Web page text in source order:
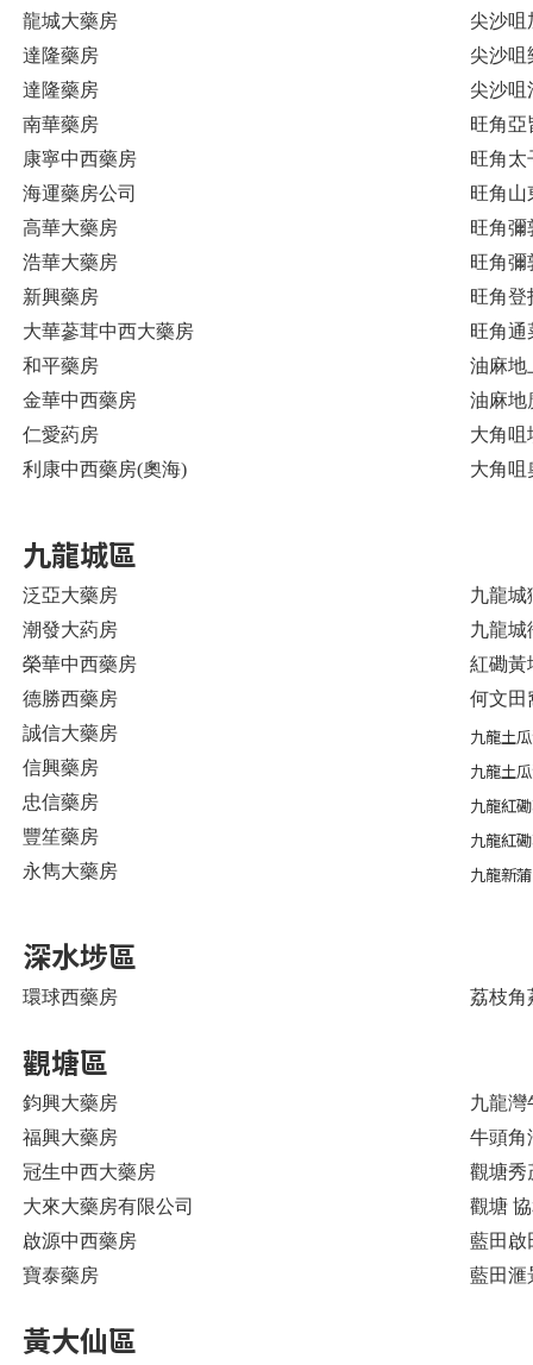
龍城大藥房
尖沙咀
達隆藥房
尖沙咀
達隆藥房
尖沙咀
南華藥房
旺角亞
康寧中西藥房
旺角太
海運藥房公司
旺角山
高華大藥房
旺角彌
浩華大藥房
旺角彌
新興藥房
旺角登
大華蔘茸中西大藥房
旺角通
和平藥房
油麻地
金華中西藥房
油麻地
仁愛葯房
大角咀
利康中西藥房(奧海)
大角咀
九龍城區
泛亞大藥房
九龍城
潮發大葯房
九龍城
榮華中西藥房
紅磡黃
德勝西藥房
何文田
誠信大藥房
九龍土
信興藥房 九龍土
忠信藥房 九龍紅
豐笙藥房 九龍紅
永雋大藥房 九龍新
深水埗區
環球西藥房 荔枝角
觀塘區
鈞興大藥房
九龍灣
福興大藥房
牛頭角
冠生中西大藥房
觀塘秀
大來大藥房有限公司
觀塘
啟源中西藥房
藍田啟
寶泰藥房
藍田滙
黃大仙區